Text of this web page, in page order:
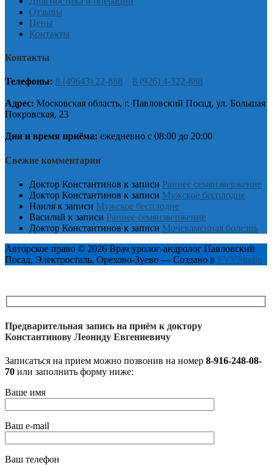
Отзывы
Цены
Контакты
Контакты
Телефоны: 8 (49643) 22-888 8 (926) 4-322-888
Адрес: Московская область, г. Павловский Посад, ул. Большая
Покровская, 23
Дни и время приёма: ежедневно с 08:00 до 20:00
Свежие комментарии
Доктор Константинов к записи Раннее семяизвержение
Доктор Константинов к записи Мужское бесплодие
Наиля к записи Мужское бесплодие
Василий к записи Раннее семяизвержение
Доктор Константинов к записи Мочекаменная болезнь
Авторское право © 2026 Врач уролог-андролог Павловский
Посад, Электросталь, Орехово-Зуево — Создано в FVVStudio
Предварительная запись на приём к доктору
Константинову Леониду Евгениевичу
Записаться на прием можно позвонив на номер 8-916-248-08-
70 или заполнить форму ниже:
Ваше имя
Ваш e-mail
Ваш телефон